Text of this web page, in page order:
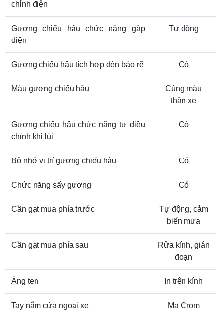
chỉnh điện
Gương chiếu hậu chức năng gập
điện
Tự động
Gương chiếu hậu tích hợp đèn báo rẽ Có
Màu gương chiếu hậu
Cùng màu
thân xe
Gương chiếu hậu chức năng tự điều
chỉnh khi lùi
Có
Bộ nhớ vị trí gương chiếu hậu Có
Chức năng sấy gương Có
Cần gạt mua phía trước
Tự động, cảm
biến mưa
Cần gạt mua phía sau
Rửa kính, gián
đoạn
Ăng ten In trên kính
Tay nắm cửa ngoài xe Mạ Crom